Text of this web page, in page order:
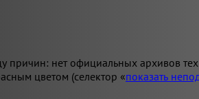
нет официальных архивов
цветом (селектор «показать